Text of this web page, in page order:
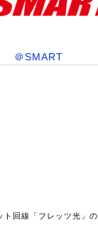
＠SMART
回線「フレッツ光」